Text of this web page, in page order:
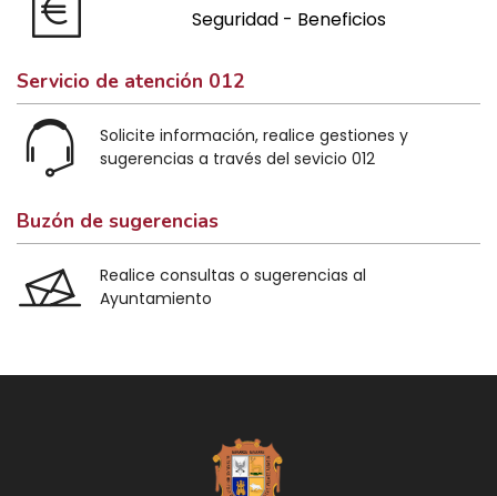
Seguridad - Beneficios
Servicio de atención 012
Solicite información, realice gestiones y
sugerencias a través del sevicio 012
Buzón de sugerencias
Realice consultas o sugerencias al
Ayuntamiento